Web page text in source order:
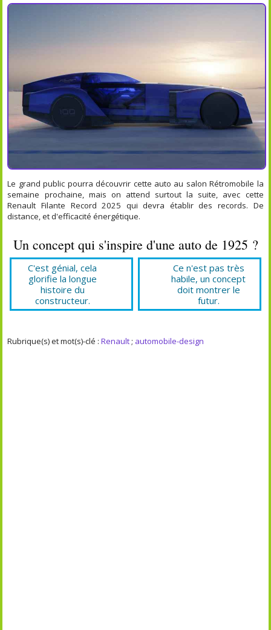
Le grand public pourra découvrir cette auto au salon Rétromobile la
semaine prochaine, mais on attend surtout la suite, avec cette
Renault Filante Record 2025 qui devra établir des records. De
distance, et d'efficacité énergétique.
Un concept qui s'inspire d'une auto de 1925 ?
C'est génial, cela
glorifie la longue
histoire du
constructeur.
Ce n'est pas très
habile, un concept
doit montrer le
futur.
Rubrique(s) et mot(s)-clé :Renault; automobile-design